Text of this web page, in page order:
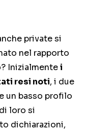
private si
nel rapporto
Inizialmentei
resi noti, i due
un basso profilo
loro si
dichiarazioni,